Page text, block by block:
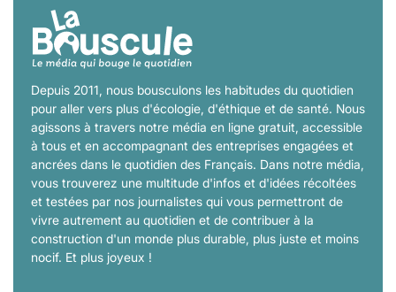
Depuis 2011, nous bousculons les habitudes du quotidien
pour aller vers plus d'écologie, d'éthique et de santé. Nous
agissons à travers notre média en ligne gratuit, accessible
à tous et en accompagnant des entreprises engagées et
ancrées dans le quotidien des Français. Dans notre média,
vous trouverez une multitude d'infos et d'idées récoltées
et testées par nos journalistes qui vous permettront de
vivre autrement au quotidien et de contribuer à la
construction d'un monde plus durable, plus juste et moins
nocif. Et plus joyeux !